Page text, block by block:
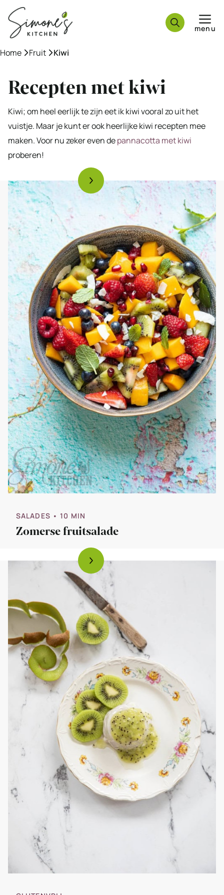
naar
inhoud
menu
Home »Fruit »Kiwi
Recepten met kiwi
Kiwi; om heel eerlijk te zijn eet ik kiwi vooral zo uit het
vuistje. Maar je kunt er ook heerlijke kiwi recepten mee
maken. Voor nu zeker even depannacotta met kiwi
proberen!
SALADES • 10 MIN
Zomerse fruitsalade